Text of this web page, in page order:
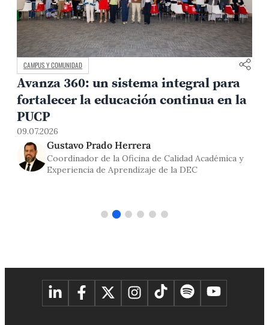
para
en la
Académica y
La oportunidad minera del
también depende de la
Rómulo Villegas
Coordinador ejecutivo de la Maestría
Social PUCP y especialista